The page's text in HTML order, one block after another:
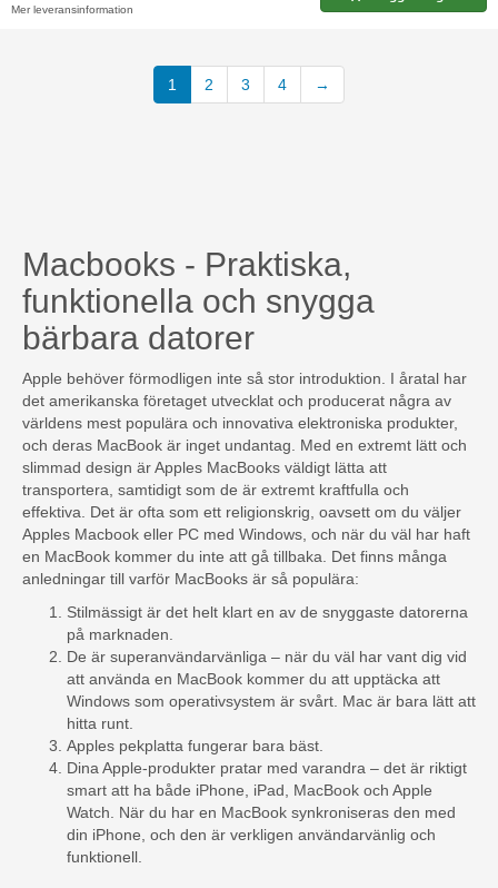
Mer leveransinformation
1 (current)
2 3 4 →
Macbooks - Praktiska,
funktionella och snygga
bärbara datorer
Apple behöver förmodligen inte så stor introduktion. I åratal har
det amerikanska företaget utvecklat och producerat några av
världens mest populära och innovativa elektroniska produkter,
och deras MacBook är inget undantag. Med en extremt lätt och
slimmad design är Apples MacBooks väldigt lätta att
transportera, samtidigt som de är extremt kraftfulla och
effektiva. Det är ofta som ett religionskrig, oavsett om du väljer
Apples Macbook eller PC med Windows, och när du väl har haft
en MacBook kommer du inte att gå tillbaka. Det finns många
anledningar till varför MacBooks är så populära:
Stilmässigt är det helt klart en av de snyggaste datorerna
på marknaden.
De är superanvändarvänliga – när du väl har vant dig vid
att använda en MacBook kommer du att upptäcka att
Windows som operativsystem är svårt. Mac är bara lätt att
hitta runt.
Apples pekplatta fungerar bara bäst.
Dina Apple-produkter pratar med varandra – det är riktigt
smart att ha både iPhone, iPad, MacBook och Apple
Watch. När du har en MacBook synkroniseras den med
din iPhone, och den är verkligen användarvänlig och
funktionell.